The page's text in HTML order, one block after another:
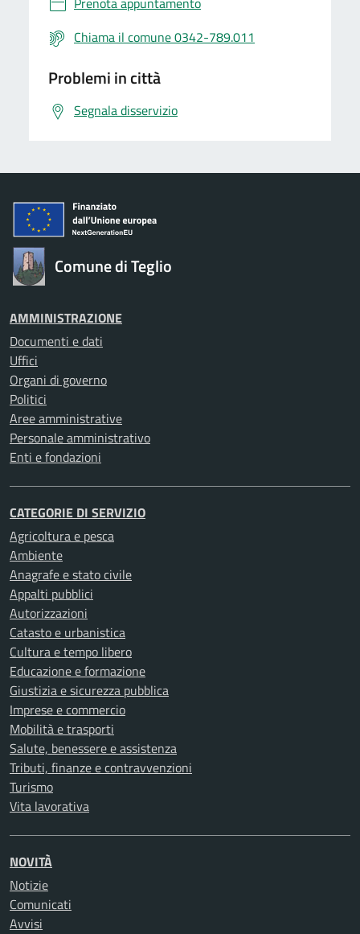
Chiama il comune 0342-789.011
Problemi in città
Segnala disservizio
Comune di Teglio
AMMINISTRAZIONE
Documenti e dati
Uffici
Organi di governo
Politici
Aree amministrative
Personale amministrativo
Enti e fondazioni
CATEGORIE DI SERVIZIO
Agricoltura e pesca
Ambiente
Anagrafe e stato civile
Appalti pubblici
Autorizzazioni
Catasto e urbanistica
Cultura e tempo libero
Educazione e formazione
Giustizia e sicurezza pubblica
Imprese e commercio
Mobilità e trasporti
Salute, benessere e assistenza
Tributi, finanze e contravvenzioni
Turismo
Vita lavorativa
NOVITÀ
Notizie
Comunicati
Avvisi